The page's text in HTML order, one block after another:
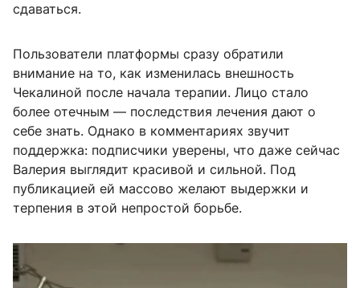
сдаваться.
Пользователи платформы сразу обратили
внимание на то, как изменилась внешность
Чекалиной после начала терапии. Лицо стало
более отечным — последствия лечения дают о
себе знать. Однако в комментариях звучит
поддержка: подписчики уверены, что даже сейчас
Валерия выглядит красивой и сильной. Под
публикацией ей массово желают выдержки и
терпения в этой непростой борьбе.